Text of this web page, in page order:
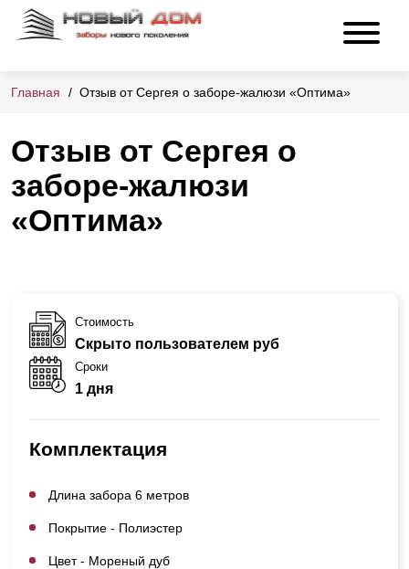
Главная Отзыв от Сергея о заборе-жалюзи «Оптима»
Отзыв от Сергея о
заборе-жалюзи
«Оптима»
Стоимость
Скрыто пользователем руб
Сроки
1 дня
Комплектация
Длина забора 6 метров
Покрытие - Полиэстер
Цвет - Мореный дуб